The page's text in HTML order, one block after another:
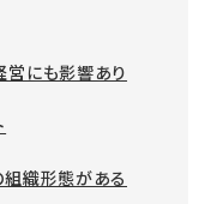
にも影響あり
織形態がある